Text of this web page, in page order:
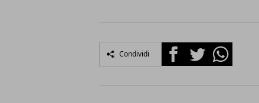
Condividi FacebookTwitterWhatsapp